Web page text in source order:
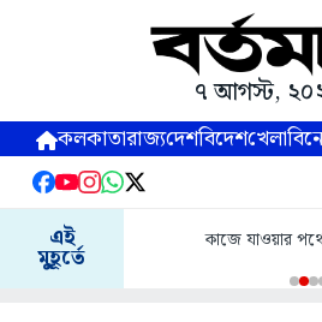
৭ আগস্ট,
কলকাতারাজ্যদেশবিদেশখেলা
এই
মুহূর্তে
কাজে যাওয়ার